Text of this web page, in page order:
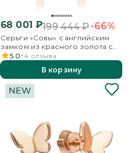
68 001 ₽199 444₽-66%
Серьги «Совы» с английским
замком из красного золота с
кварцем дымчатым, цитринами
и эмалью
5.0 4 отзыва
В корзину